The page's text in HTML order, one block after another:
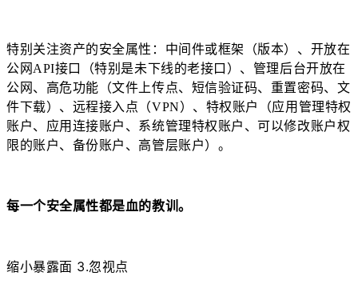
特别关注资产的安全属性：中间件或框架（版本）、开放在
公网API接口（特别是未下线的老接口）、管理后台开放在
公网、高危功能（文件上传点、短信验证码、重置密码、文
件下载）、远程接入点（VPN）、特权账户（应用管理特权
账户、应用连接账户、系统管理特权账户、可以修改账户权
限的账户、备份账户、高管层账户）。
每一个安全属性都是血的教训。
缩小暴露面 3.忽视点